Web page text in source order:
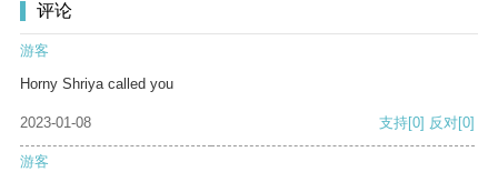
评论
游客
Horny Shriya called you
2023-01-08 支持[0] 反对[0]
游客